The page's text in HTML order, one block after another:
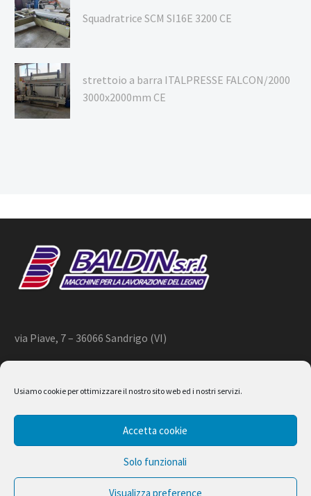
Usiamo cookie per ottimizzare il nostro sito web ed i nostri servizi.
Accetta cookie
Solo funzionali
Visualizza preference
Squadratrice SCM SI16E 3200 CE
strettoio a barra ITALPRESSE FALCON/2000
3000x2000mm CE
via Piave, 7 – 36066 Sandrigo (VI)
2020 © BALDIN srl
P.IVA 01266490240